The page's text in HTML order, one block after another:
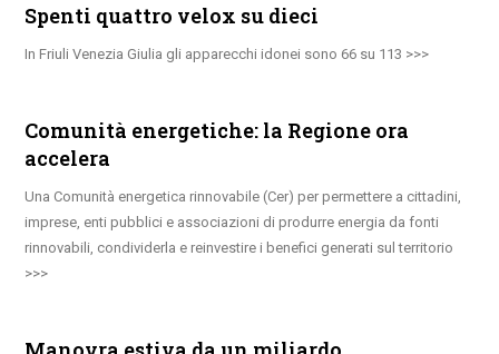
Spenti quattro velox su dieci
In Friuli Venezia Giulia gli apparecchi idonei sono 66 su 113
Comunità energetiche: la Regione ora
accelera
Una Comunità energetica rinnovabile (Cer) per permettere a cittadini,
imprese, enti pubblici e associazioni di produrre energia da fonti
rinnovabili, condividerla e reinvestire i benefici generati sul territorio